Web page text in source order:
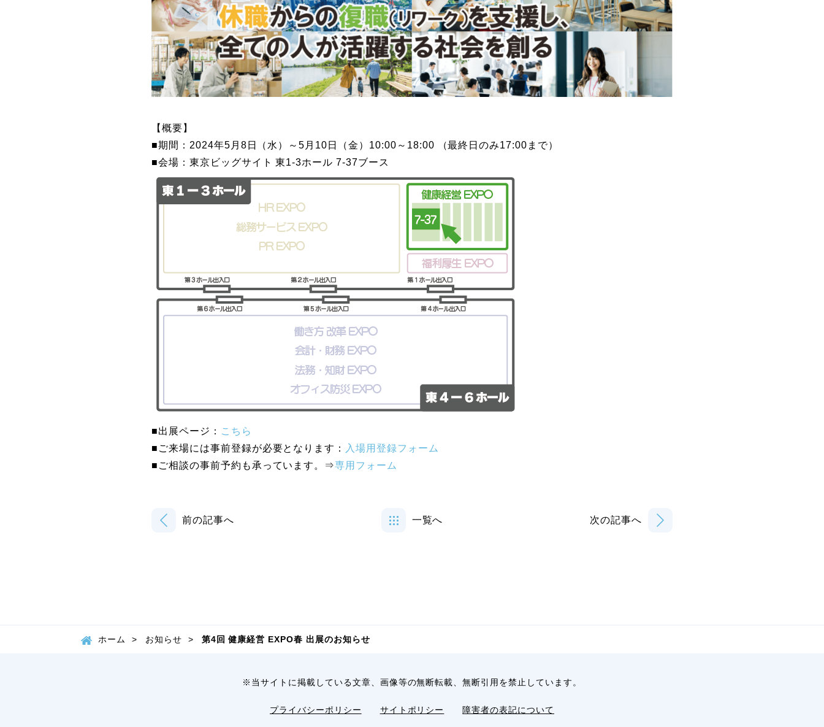
【概要】
■期間：2024年5月8日（水）～5月10日（金）10:00～18:00 （最終日のみ17:00まで）
■会場：東京ビッグサイト 東1-3ホール 7-37ブース
■出展ページ： こちら
■ご来場には事前登録が必要となります：
入場用登録フォーム
■ご相談の事前予約も承っています。⇒専用フォーム
前の記事へ 一覧へ 次の記事へ
ホーム お知らせ 第4回 健康経営 EXPO春 出展のお知らせ
※当サイトに掲載している文章、画像等の無断転載、無断引用を禁止しています。
プライバシーポリシー サイトポリシー 障害者の表記について